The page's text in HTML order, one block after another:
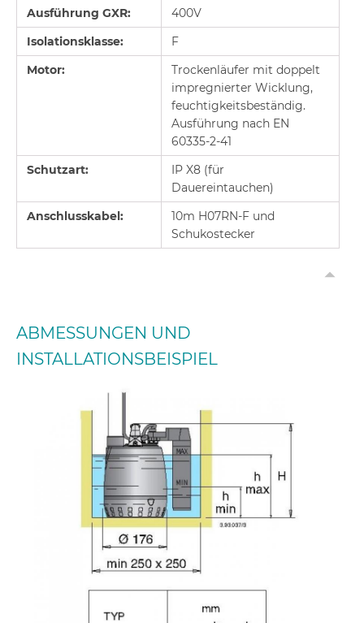
Ausführung GXR:
400V
Isolationsklasse:
F
Motor:
Trockenläufer mit doppelt
impregnierter Wicklung,
feuchtigkeitsbeständig.
Ausführung nach EN
60335-2-41
Schutzart:
IP X8 (für
Dauereintauchen)
Anschlusskabel:
10m H07RN-F und
Schukostecker
ABMESSUNGEN UND
INSTALLATIONSBEISPIEL